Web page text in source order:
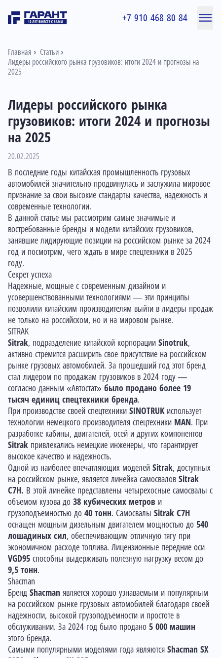
+7 910 468 80 84
Главная
Статьи
Лидеры российского рынка грузовиков: итоги 2024 и прогнозы на
2025
Лидеры российского рынка
грузовиков: итоги 2024 и прогнозы
на 2025
20.02.2025
В последние годы китайская промышленность грузовых
автомобилей значительно продвинулась и заслужила мировое
признание за свои высокие стандарты качества, надежность и
современные технологии.
В данной статье мы рассмотрим самые значимые и
востребованные бренды и модели китайских грузовиков,
занявшие лидирующие позиции на российском рынке за 2024
год и посмотрим, чего ждать в мире спецтехники в 2025
году.
Секрет успеха
Надежные, мощные с современным дизайном и
усовершенствованными технологиями — эти принципы
позволили китайским производителям выйти в лидеры продаж
не только на российском, но и на мировом рынке.
SITRAK
Sitrak, подразделение китайской корпорации Sinotruk,
активно стремится расширить свое присутствие на российском
рынке грузовых автомобилей. За прошедший год этот бренд
стал лидером по продажам грузовиков в 2024 году —
согласно данным «Автостат» было продано более 19
тысяч единиц спецтехники бренда.
При производстве своей спецтехники SINOTRUK использует
технологии немецкого производителя спецтехники MAN . При
разработке кабины, двигателей, осей и других компонентов
Sitrak привлекались немецкие инженеры, что гарантирует
высокое качество и надежность.
Одной из наиболее впечатляющих моделей Sitrak, доступных
на российском рынке, является линейка самосвалов Sitrak
C7H. В этой линейке представлены четырехосные самосвалы с
объемом кузова до 38 кубических метров и
грузоподъемностью до 40 тонн. Самосвалы Sitrak C7H
оснащен мощным дизельным двигателем мощностью до 540
лошадиных сил, обеспечивающим отличную тягу при
экономичном расходе топлива. Лицензионные передние оси
VGD95 способны выдерживать полезную нагрузку весом до
9,5 тонн.
Shacman
Бренд Shacman является хорошо узнаваемым и популярным
на российском рынке грузовых автомобилей благодаря своей
надежности, высокой грузоподъемности и простоте в
обслуживании. За 2024 год было продано 5 000 машин
этого бренда.
Самыми популярными моделями года являются Shacman SX